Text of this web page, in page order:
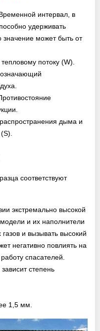
19-79
Временной интервал, в
удерживать
может быть от
потоку (W).
дыма и
соответствуют
экстремально высокой
и их наполнители
и вызывать высокий
негативно повлиять на
спасателей.
степень
1,5 мм.